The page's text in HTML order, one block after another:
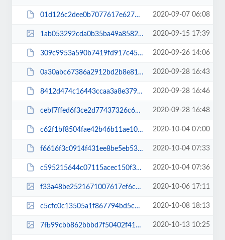
01d126c2dee0b7077617e6278af9b019.pdf 2020-09-07 06:08
1ab053292cda0b35ba49a8582cdb739f.jpg 2020-09-15 17:39
309c9953a590b7419fd917c4542aa912.pdf 2020-09-26 14:06
0a30abc67386a2912bd2b8e81f1a1013.pdf 2020-09-28 16:43
8412d474c16443ccaa3a8e3790739820.pdf 2020-09-28 16:46
cebf7ffed6f3ce2d77437326c67681d3.pdf 2020-09-28 16:48
c62f1bf8504fae42b46b11ae105eb196.pdf 2020-10-04 07:00
f6616f3c0914f431ee8be5eb53d34ff5.pdf 2020-10-04 07:33
c595215644c07115acec150f31f405fd.pdf 2020-10-04 07:36
f33a48be2521671007617ef6c8e5a1fe.jpg 2020-10-06 17:11
c5cfc0c13505a1f867794bd5c577c0b8.jpg 2020-10-08 18:13
7fb99cbb862bbbd7f50402f4118e1fde.jpg 2020-10-13 10:25